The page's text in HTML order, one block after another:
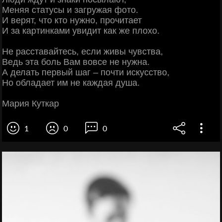
Меняя статусы и загружая фото.
И верят, что кто нужно, прочитает
И за картинками увидит как же плохо.
Не расставайтесь, если живы чувства,
Ведь эта боль Вам вовсе не нужна.
А делать первый шаг – почти искусство,
Но обладает им не каждая душа.
Мария Куткар
1 0 0